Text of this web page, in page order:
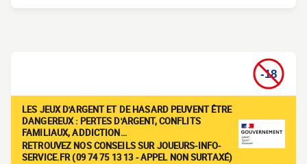
LES JEUX D'ARGENT ET DE HASARD PEUVENT ÊTRE
DANGEREUX : PERTES D'ARGENT, CONFLITS
FAMILIAUX, ADDICTION…
RETROUVEZ NOS CONSEILS SUR JOUEURS-INFO-
SERVICE.FR (09 74 75 13 13 - APPEL NON SURTAXÉ)